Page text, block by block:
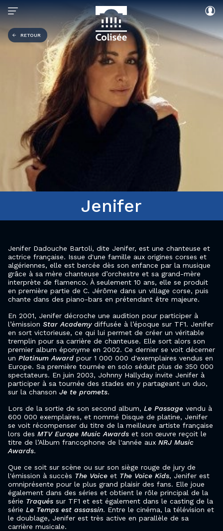
RETOUR
Jenifer
Jenifer Dadouche Bartoli, dite Jenifer, est une chanteuse et
actrice française. Issue d'une famille aux origines corses et
algériennes, elle est bercée dès son enfance par la musique
grâce à sa mère chanteuse d’orchestre et sa grand-mère
interprète de flamenco. À seulement 10 ans, elle se produit
en première partie de C. Jérôme dans un village corse, puis
chante dans des piano-bars en prétendant être majeure.
En 2001, Jenifer décroche une audition pour participer à
l’émission Star Academydiffusée à l’époque sur TF1. Jenifer
en sort victorieuse, ce qui lui permet de créer un véritable
tremplin pour sa carrière de chanteuse. Elle sort alors son
premier album éponyme en 2002. Ce dernier se voit décerner
un Platinum Award pour 1 000 000 d'exemplaires vendus en
Europe. Sa première tournée en solo séduit plus de 350 000
spectateurs. En juin 2003, Johnny Hallyday invite Jenifer à
participer à sa tournée des stades en y partageant un duo,
sur la chanson Je te promets.
Lors de la sortie de son second album, Le Passage vendu à
600 000 exemplaires, et nommé Disque de platine, Jenifer
se voit récompenser du titre de la meilleure artiste française
lors des MTV Europe Music Awards et son œuvre reçoit le
titre de l’Album francophone de l'année aux NRJ Music
Awards.
Que ce soit sur scène ou sur son siège rouge de jury de
l'émission à succès The Voice et The Voice Kids, Jenifer est
omniprésente pour le plus grand plaisir des fans. Elle joue
également dans des séries et obtient le rôle principal de la
série Traqués sur TF1 et est également dans le casting de la
série Le Temps est assassin. Entre le cinéma, la télévision et
le doublage, Jenifer est très active en parallèle de sa
carrière musicale.